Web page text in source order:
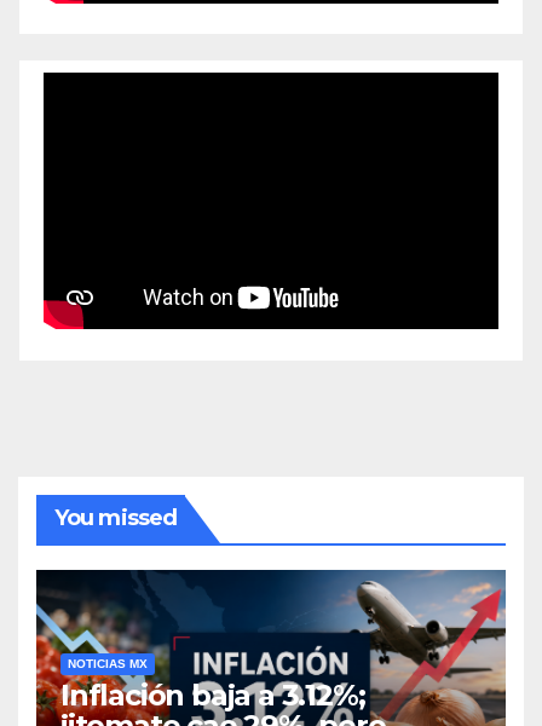
You missed
NOTICIAS MX
Inflación baja a 3.12%;